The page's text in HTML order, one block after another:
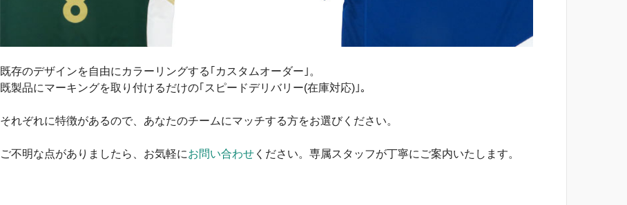
既存のデザインを自由にカラーリングする｢カスタムオーダー｣。
既製品にマーキングを取り付けるだけの｢スピードデリバリー(在庫対応)｣。
それぞれに特徴があるので、あなたのチームにマッチする方をお選びください。
ご不明な点がありましたら、お気軽にお問い合わせ ください。専属スタッフが丁寧にご案内いたします。